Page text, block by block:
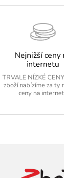
Nejnižší ceny
internetu
TRVALE NÍZKÉ
zboží nabízíme za ty
ceny na